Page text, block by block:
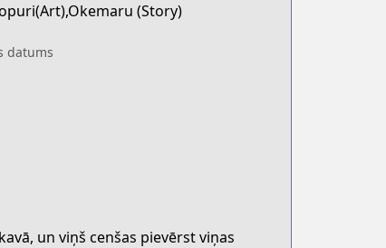
(Story)
datums
un viņš cenšas pievērst viņas